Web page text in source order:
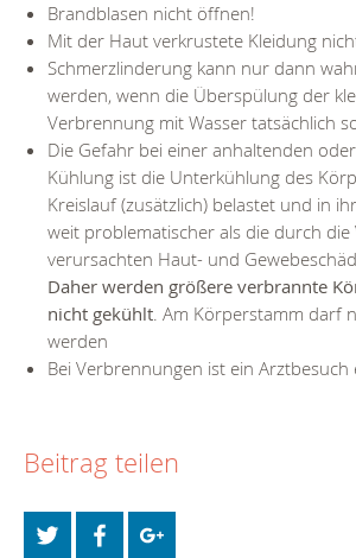
Brandblasen nicht öffnen!
Mit der Haut verkrustete Kleidung
Schmerzlinderung kann nur dann
werden, wenn die Überspülung der
Verbrennung mit Wasser tatsächlich
Die Gefahr bei einer anhaltenden
Kühlung ist die Unterkühlung des
Kreislauf (zusätzlich) belastet und in
weit problematischer als die durch
verursachten Haut- und
Daher werden größere verbrannte
nicht gekühlt. Am Körperstamm darf
werden
Bei Verbrennungen ist ein
Beitrag teilen